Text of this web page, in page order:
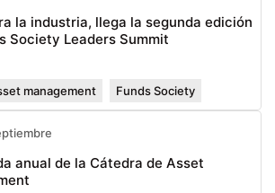
la industria, llega la segunda edición
Society Leaders Summit
management Funds Society
anual de la Cátedra de Asset